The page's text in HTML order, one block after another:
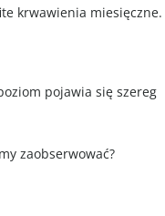
krwawienia miesięczne.
pojawia się szereg
zaobserwować?